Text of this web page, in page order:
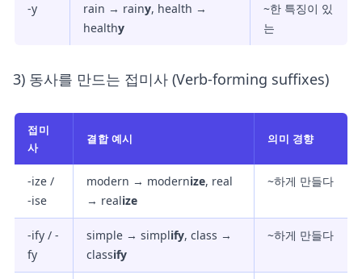
-y rain → rainy, health →
healthy
~한 특징이 있
는
3) 동사를 만드는 접미사 (Verb-forming suffixes)
접미
사
결합 예시 의미 경향
-ize /
-ise
modern → modernize, real
→ realize
~하게 만들다
-ify / -
fy
simple → simplify, class →
classify
~하게 만들다